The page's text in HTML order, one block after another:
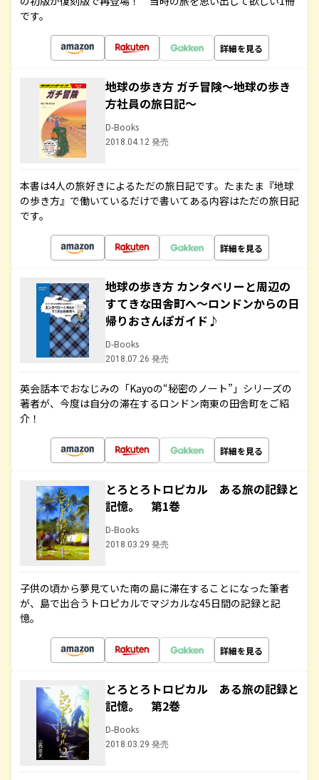
です。
詳細を見る
地球の歩き方 ガチ冒険～地球の歩き
方社員の旅日記～
D-Books
2018.04.12 発売
本書は4人の旅好きによるただの旅日記です。たまたま『地球
の歩き方』で働いているだけで書いてある内容はただの旅日記
です。
詳細を見る
地球の歩き方 カンタベリーと周辺の
すてきな田舎町へ～ロンドンからの日
帰りおさんぽガイド♪
D-Books
2018.07.26 発売
英会話本でおなじみの「Kayoの“秘密のノート”」シリーズの
著者が、今度は自分の滞在するロンドン南東の田舎町をご紹
介！
詳細を見る
とろとろトロピカル ある旅の記録と
記憶。 第1巻
D-Books
2018.03.29 発売
子供の頃から夢見ていた南の島に滞在することになった筆者
が、島で出合うトロピカルでマジカルな45日間の記録と記
憶。
詳細を見る
とろとろトロピカル ある旅の記録と
記憶。 第2巻
D-Books
2018.03.29 発売